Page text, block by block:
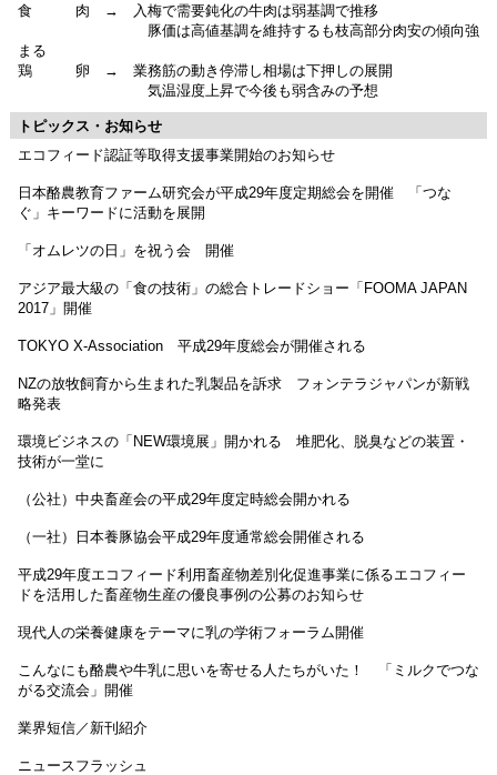
食 肉 → 入梅で需要鈍化の牛肉は弱基調で推移
豚価は高値基調を維持するも枝高部分肉安の傾向強
まる
鶏 卵 → 業務筋の動き停滞し相場は下押しの展開
気温湿度上昇で今後も弱含みの予想
トピックス・お知らせ
エコフィード認証等取得支援事業開始のお知らせ
日本酪農教育ファーム研究会が平成29年度定期総会を開催 「つな
ぐ」キーワードに活動を展開
「オムレツの日」を祝う会 開催
アジア最大級の「食の技術」の総合トレードショー「FOOMA JAPAN
2017」開催
TOKYO X-Association 平成29年度総会が開催される
NZの放牧飼育から生まれた乳製品を訴求 フォンテラジャパンが新戦
略発表
環境ビジネスの「NEW環境展」開かれる 堆肥化、脱臭などの装置・
技術が一堂に
（公社）中央畜産会の平成29年度定時総会開かれる
（一社）日本養豚協会平成29年度通常総会開催される
平成29年度エコフィード利用畜産物差別化促進事業に係るエコフィー
ドを活用した畜産物生産の優良事例の公募のお知らせ
現代人の栄養健康をテーマに乳の学術フォーラム開催
こんなにも酪農や牛乳に思いを寄せる人たちがいた！ 「ミルクでつな
がる交流会」開催
業界短信／新刊紹介
ニュースフラッシュ